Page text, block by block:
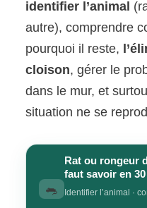
identifier l’animal
autre), comprendre
pourquoi il reste,
cloison, gérer le
dans le mur, et
situation ne se
🐀
Rat ou rongeur
faut savoir en
Identifier l’animal ·